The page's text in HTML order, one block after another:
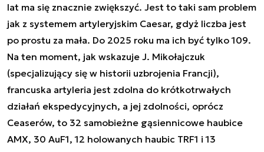
lat ma się znacznie zwiększyć. Jest to taki sam problem
jak z systemem artyleryjskim Caesar, gdyż liczba jest
po prostu za mała. Do 2025 roku ma ich być tylko 109.
Na ten moment, jak wskazuje J. Mikołajczuk
(specjalizujący się w historii uzbrojenia Francji),
francuska artyleria jest zdolna do krótkotrwałych
działań ekspedycyjnych, a jej zdolności, oprócz
Ceaserów, to 32 samobieżne gąsiennicowe haubice
AMX, 30 AuF1, 12 holowanych haubic TRF1 i 13